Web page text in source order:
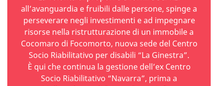
all’avanguardia e fruibili dalle persone, spinge a
perseverare negli investimenti e ad impegnare
risorse nella ristrutturazione di un immobile a
Cocomaro di Focomorto, nuova sede del Centro
Socio Riabilitativo per disabili “La Ginestra”.
È qui che continua la gestione dell’ex Centro
Socio Riabilitativo “Navarra”, prima a